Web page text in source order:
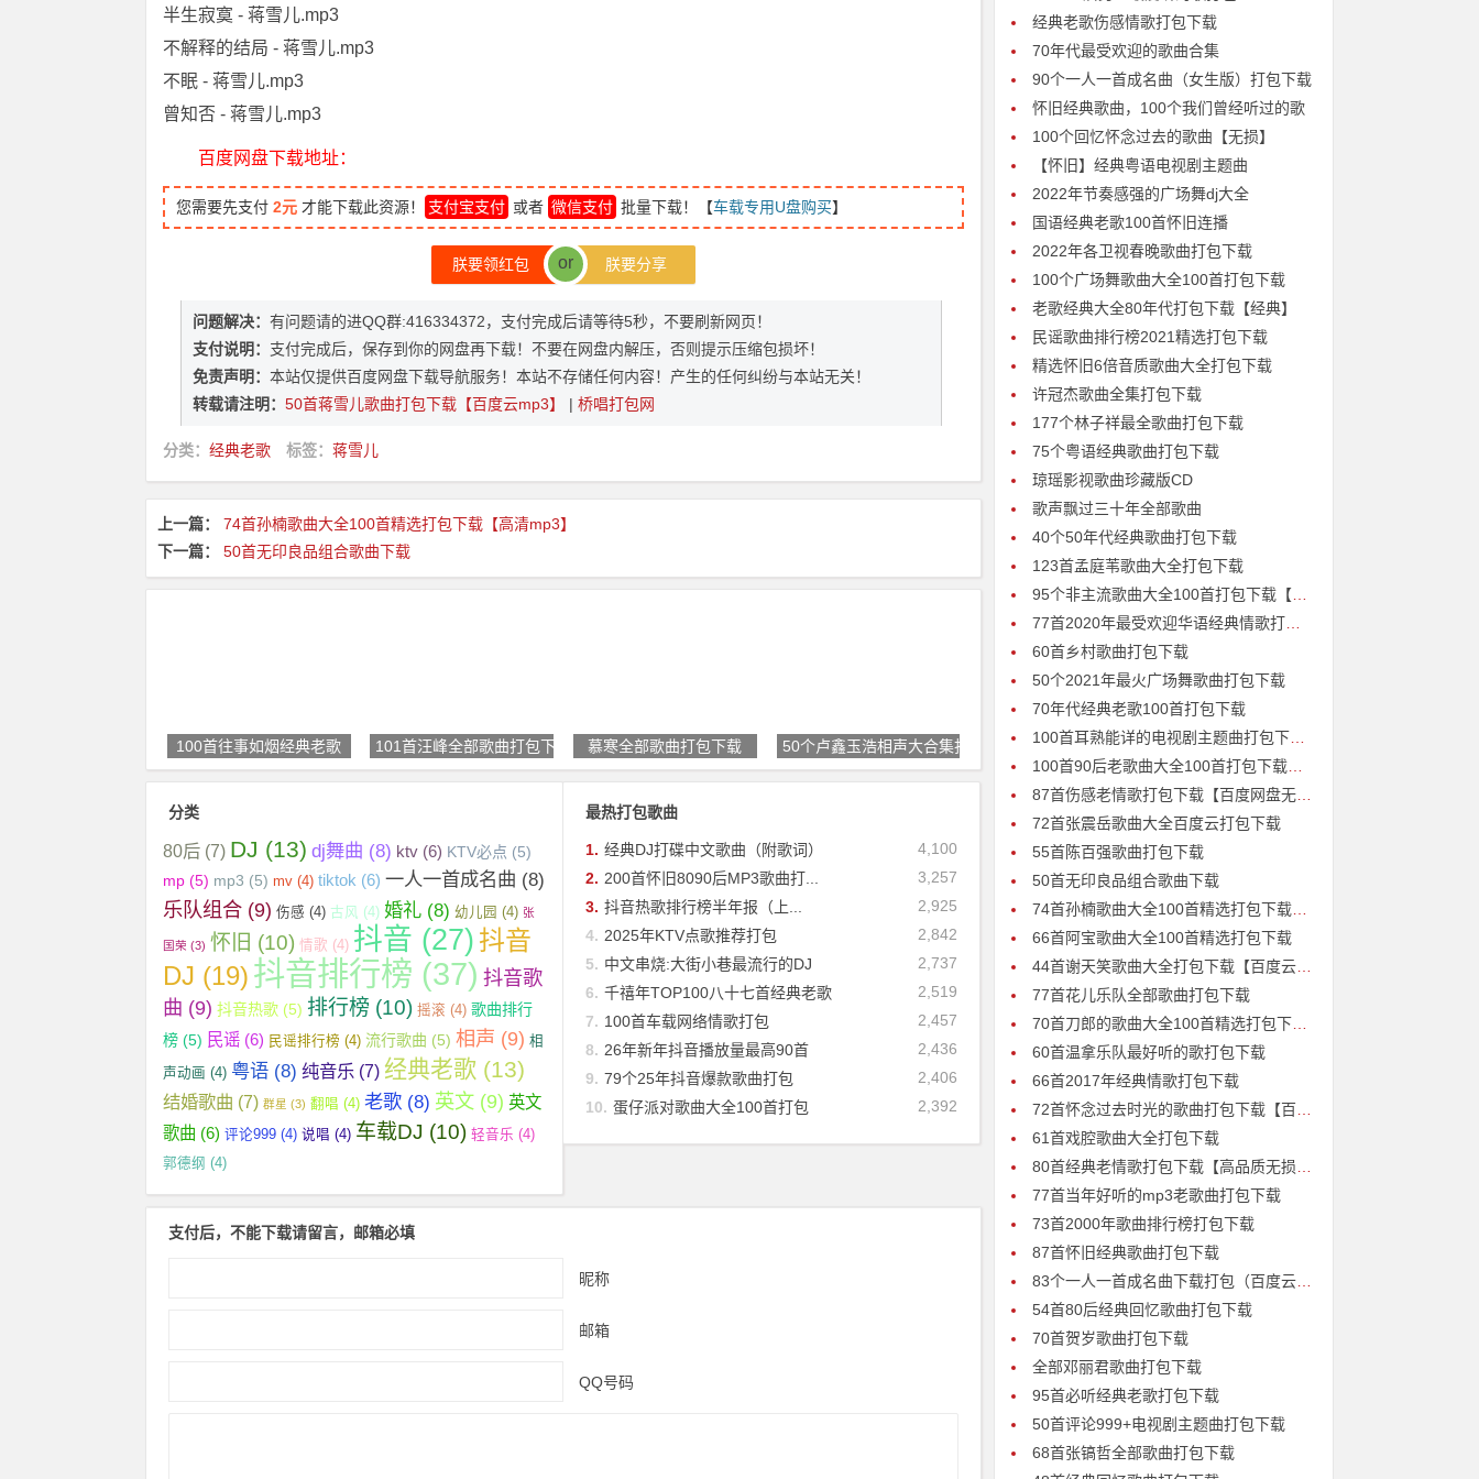
半生寂寞 - 蒋雪儿.mp3
不解释的结局 - 蒋雪儿.mp3
不眠 - 蒋雪儿.mp3
曾知否 - 蒋雪儿.mp3
百度网盘下载地址：
您需要先支付 2元 才能下载此资源！ 支付宝支付 或者 微信支付 批量下载！【车载专用U盘购买】
朕要领红包 or 朕要分享
问题解决：有问题请的进QQ群:416334372，支付完成后请等待5秒，不要刷新网页！
支付说明： 支付完成后，保存到你的网盘再下载！不要在网盘内解压，否则提示压缩包损坏！
免责声明：本站仅提供百度网盘下载导航服务！本站不存储任何内容！产生的任何纠纷与本站无关！
转载请注明：50首蒋雪儿歌曲打包下载【百度云mp3】 |桥唱打包网
分类： 经典老歌 标签： 蒋雪儿
上一篇：
74首孙楠歌曲大全100首精选打包下载【高清mp3】
下一篇：
50首无印良品组合歌曲下载
100首往事如烟经典老歌 101首汪峰全部歌曲打包下载 慕寒全部歌曲打包下载 50个卢鑫玉浩相声大合集打包下载
分类
80后 (7) DJ (13) dj舞曲 (8) ktv (6) KTV必点 (5)
mp (5) mp3 (5) mv (4) tiktok (6) 一人一首成名曲 (8)
乐队组合 (9) 伤感 (4) 古风 (4) 婚礼 (8) 幼儿园 (4) 张
国荣 (3) 怀旧 (10) 情歌 (4) 抖音 (27) 抖音
DJ (19) 抖音排行榜 (37) 抖音歌
曲 (9) 抖音热歌 (5) 排行榜 (10) 摇滚 (4) 歌曲排行
榜 (5) 民谣 (6) 民谣排行榜 (4) 流行歌曲 (5) 相声 (9) 相
声动画 (4) 粤语 (8) 纯音乐 (7) 经典老歌 (13)
结婚歌曲 (7) 群星 (3) 翻唱 (4) 老歌 (8) 英文 (9) 英文
歌曲 (6) 评论999 (4) 说唱 (4) 车载DJ (10) 轻音乐 (4)
郭德纲 (4)
最热打包歌曲
4,100
1. 经典DJ打碟中文歌曲（附歌词）
3,257
2. 200首怀旧8090后MP3歌曲打...
2,925
3. 抖音热歌排行榜半年报（上...
2,842
4. 2025年KTV点歌推荐打包
2,737
5. 中文串烧:大街小巷最流行的DJ
2,519
6. 千禧年TOP100八十七首经典老歌
2,457
7. 100首车载网络情歌打包
2,436
8. 26年新年抖音播放量最高90首
2,406
9. 79个25年抖音爆款歌曲打包
2,392
10. 蛋仔派对歌曲大全100首打包
支付后，不能下载请留言，邮箱必填
昵称
邮箱
QQ号码
经典老歌伤感情歌打包下载
70年代最受欢迎的歌曲合集
90个一人一首成名曲（女生版）打包下载
怀旧经典歌曲，100个我们曾经听过的歌
100个回忆怀念过去的歌曲【无损】
【怀旧】经典粤语电视剧主题曲
2022年节奏感强的广场舞dj大全
国语经典老歌100首怀旧连播
2022年各卫视春晚歌曲打包下载
100个广场舞歌曲大全100首打包下载
老歌经典大全80年代打包下载【经典】
民谣歌曲排行榜2021精选打包下载
精选怀旧6倍音质歌曲大全打包下载
许冠杰歌曲全集打包下载
177个林子祥最全歌曲打包下载
75个粤语经典歌曲打包下载
琼瑶影视歌曲珍藏版CD
歌声飘过三十年全部歌曲
40个50年代经典歌曲打包下载
123首孟庭苇歌曲大全打包下载
95个非主流歌曲大全100首打包下载【百度云】
77首2020年最受欢迎华语经典情歌打包下载【百度云MP3无损】
60首乡村歌曲打包下载
50个2021年最火广场舞歌曲打包下载
70年代经典老歌100首打包下载
100首耳熟能详的电视剧主题曲打包下载【百度云高清MP3】
100首90后老歌曲大全100首打包下载【百度云高清MP3】
87首伤感老情歌打包下载【百度网盘无损MP3】
72首张震岳歌曲大全百度云打包下载
55首陈百强歌曲打包下载
50首无印良品组合歌曲下载
74首孙楠歌曲大全100首精选打包下载【高清mp3】
66首阿宝歌曲大全100首精选打包下载
44首谢天笑歌曲大全打包下载【百度云mp3】
77首花儿乐队全部歌曲打包下载
70首刀郎的歌曲大全100首精选打包下载【百度云mp3】
60首温拿乐队最好听的歌打包下载
66首2017年经典情歌打包下载
72首怀念过去时光的歌曲打包下载【百度云高清无损mp3】
61首戏腔歌曲大全打包下载
80首经典老情歌打包下载【高品质无损mp3】
77首当年好听的mp3老歌曲打包下载
73首2000年歌曲排行榜打包下载
87首怀旧经典歌曲打包下载
83个一人一首成名曲下载打包（百度云盘）
54首80后经典回忆歌曲打包下载
70首贺岁歌曲打包下载
全部邓丽君歌曲打包下载
95首必听经典老歌打包下载
50首评论999+电视剧主题曲打包下载
68首张镐哲全部歌曲打包下载